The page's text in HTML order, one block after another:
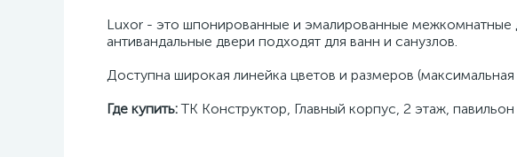
Luxor - это шпонированные и эмалированные межкомнатные
антивандальные двери подходят для ванн и санузлов.
Доступна широкая линейка цветов и размеров (максимальная
Где купить:ТК Конструктор, Главный корпус, 2 этаж,